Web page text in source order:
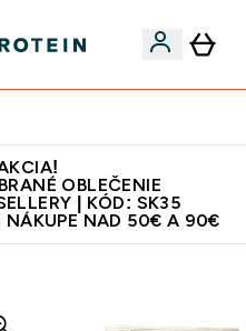
OBLEČENIE
| KÓD: SK35
NÁKUPE NAD 50€ A 90€